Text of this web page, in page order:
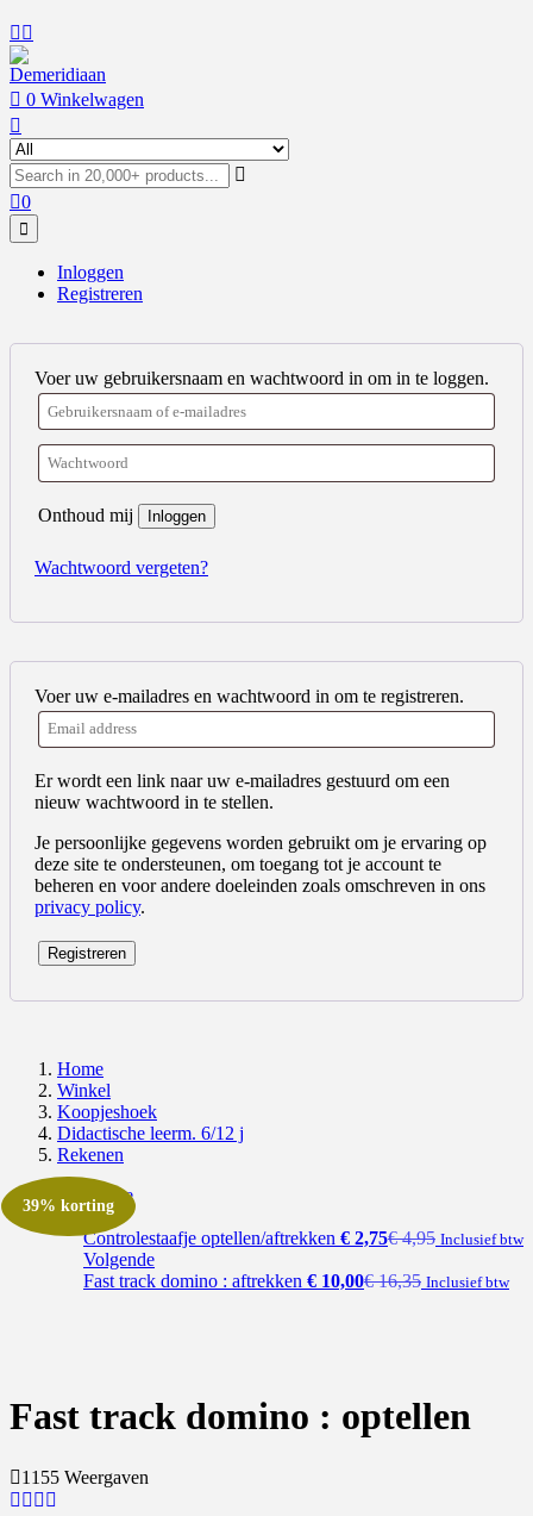
0 Winkelwagen
0
Inloggen
Registreren
Voer uw gebruikersnaam en wachtwoord in om in te loggen.
Onthoud mij Inloggen
Wachtwoord vergeten?
Voer uw e-mailadres en wachtwoord in om te registreren.
Er wordt een link naar uw e-mailadres gestuurd om een
nieuw wachtwoord in te stellen.
Je persoonlijke gegevens worden gebruikt om je ervaring op
deze site te ondersteunen, om toegang tot je account te
beheren en voor andere doeleinden zoals omschreven in ons
privacy policy.
Registreren
Home
Winkel
Koopjeshoek
Didactische leerm. 6/12 j
Rekenen
Vorige
Controlestaafje optellen/aftrekken € 2,75€4,95 Inclusief btw
Volgende
Fast track domino : aftrekken € 10,00€16,35 Inclusief btw
39% korting
Fast track domino : optellen
1155 Weergaven